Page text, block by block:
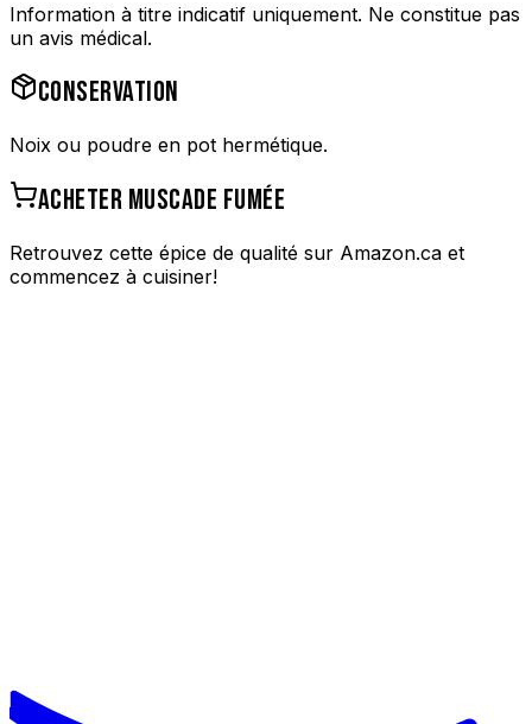
Information à titre indicatif uniquement. Ne constitue pas
un avis médical.
CONSERVATION
Noix ou poudre en pot hermétique.
ACHETER MUSCADE FUMÉE
Retrouvez cette épice de qualité sur Amazon.ca et
commencez à cuisiner!